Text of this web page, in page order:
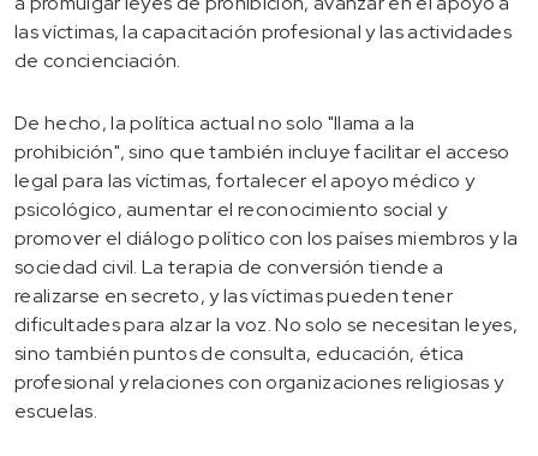
las víctimas, la capacitación profesional y las actividades
de concienciación.
De hecho, la política actual no solo "llama a la
prohibición", sino que también incluye facilitar el acceso
legal para las víctimas, fortalecer el apoyo médico y
psicológico, aumentar el reconocimiento social y
promover el diálogo político con los países miembros y la
sociedad civil. La terapia de conversión tiende a
realizarse en secreto, y las víctimas pueden tener
dificultades para alzar la voz. No solo se necesitan leyes,
sino también puntos de consulta, educación, ética
profesional y relaciones con organizaciones religiosas y
escuelas.